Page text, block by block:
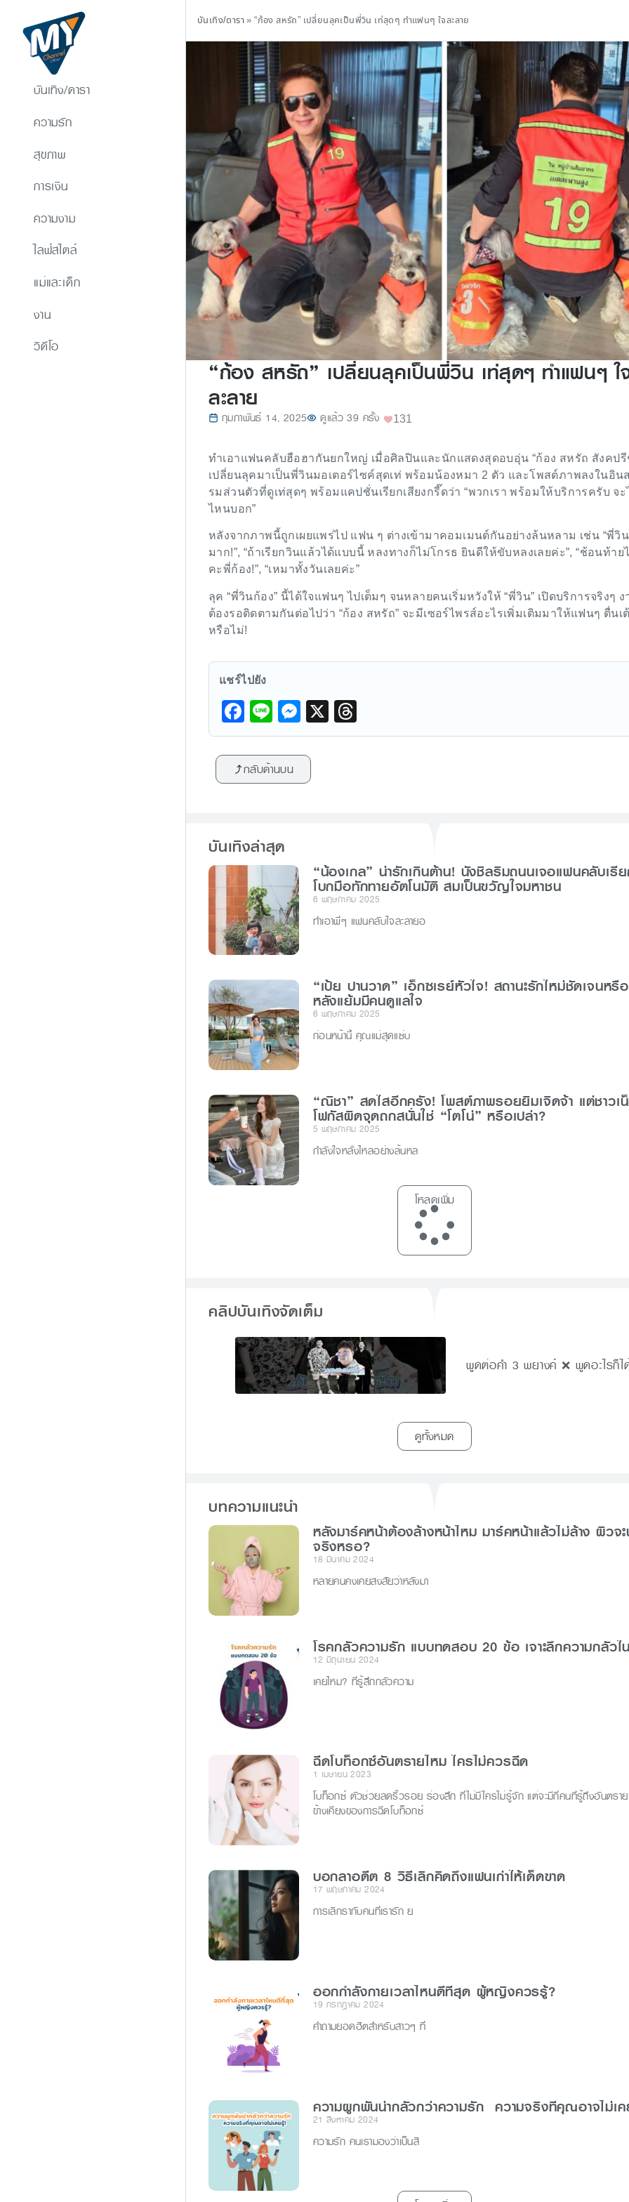
บันเทิง/ดารา
ความรัก
สุขภาพ
การเงิน
ความงาม
ไลฟ์สไตล์
แม่และเด็ก
งาน
วิดีโอ
บันเทิง/ดารา»“ก้อง สหรัถ” เปลี่ยนลุคเป็นพี่วิน เท่สุดๆ ทำแฟนๆ ใจละลาย
“ก้อง สหรัถ” เปลี่ยนลุคเป็นพี่วิน เท่สุดๆ ทำแฟนๆ ใ
ละลาย
กุมภาพันธ์ 14, 2025 ดูแล้ว 39 ครั้ง 131
ทำเอาแฟนคลับฮือฮากันยกใหญ่ เมื่อศิลปินและนักแสดงสุดอบอุ่น “ก้อง สหรัถ สังคปรี
เปลี่ยนลุคมาเป็นพี่วินมอเตอร์ไซค์สุดเท่ พร้อมน้องหมา 2 ตัว และโพสต์ภาพลงในอิน
รมส่วนตัวที่ดูเท่สุดๆ พร้อมแคปชั่นเรียกเสียงกรี๊ดว่า “พวกเรา พร้อมให้บริการครับ จะ
ไหนบอก”
หลังจากภาพนี้ถูกเผยแพร่ไป แฟน ๆ ต่างเข้ามาคอมเมนต์กันอย่างล้นหลาม เช่น “พี่วิ
มาก!”, “ถ้าเรียกวินแล้วได้แบบนี้ หลงทางก็ไม่โกรธ ยินดีให้ขับหลงเลยค่ะ”, “ช้อนท้าย
คะพี่ก้อง!”, “เหมาทั้งวันเลยค่ะ”
ลุค “พี่วินก้อง” นี้ได้ใจแฟนๆ ไปเต็มๆ จนหลายคนเริ่มหวังให้ “พี่วิน” เปิดบริการจริงๆ
ต้องรอติดตามกันต่อไปว่า “ก้อง สหรัถ” จะมีเซอร์ไพรส์อะไรเพิ่มเติมมาให้แฟนๆ ตื่นเ
หรือไม่!
แชร์ไปยัง
F
a
c
e
o
k
Li
n
e
M
e
s
s
er
X
hr
กลับด้านบน
บันเทิงล่าสุด
“น้องเกล” น่ารักเกินต้าน! นั่งชิลริมถนนเจอแฟนคลับเรี
โบกมือทักทายอัตโนมัติ สมเป็นขวัญใจมหาชน
6 พฤษภาคม 2025
ทำเอาพี่ๆ แฟนคลับใจละลายอ
“เป้ย ปานวาด” เอ็กซเรย์หัวใจ! สถานะรักใหม่ชัดเจนหรื
หลังแย้มมีคนดูแลใจ
6 พฤษภาคม 2025
ก่อนหน้านี้ คุณแม่สุดแซ่บ
“ณิชา” สดใสอีกครั้ง! โพสต์ภาพรอยยิ้มเจิดจ้า แต่ชาวเ
โฟกัสผิดจุดถกสนั่นใช่ “โตโน่” หรือเปล่า?
5 พฤษภาคม 2025
กำลังใจหลั่งไหลอย่างล้นหล
โหลดเพิ่ม
คลิปบันเทิงจัดเต็ม
พูดต่อคำ 3 พยางค์ ❌ พูดอะไรก็ไ
ดูทั้งหมด
บทความแนะนำ
หลังมาร์คหน้าต้องล้างหน้าไหม มาร์คหน้าแล้วไม่ล้าง ผิวจ
จริงหรอ?
18 มีนาคม 2024
หลายคนคงเคยสงสัยว่าหลังมา
โรคกลัวความรัก แบบทดสอบ 20 ข้อ เจาะลึกความกลัวใ
12 มิถุนายน 2024
เคยไหม? ที่รู้สึกกลัวความ
ฉีดโบท็อกซ์อันตรายไหม ใครไม่ควรฉีด
1 เมษายน 2023
โบท็อกซ์ ตัวช่วยลดริ้วรอย ร่องลึก ที่ไม่มีใครไม่รู้จัก แต่จะมีกี่คนที่รู้ถึงอันตรา
ข้างเคียงของการฉีดโบท็อกซ์
บอกลาอดีต 8 วิธีเลิกคิดถึงแฟนเก่าให้เด็ดขาด
17 พฤษภาคม 2024
การเลิกรากับคนที่เรารัก ย
ออกกำลังกายเวลาไหนดีที่สุด ผู้หญิงควรรู้?
19 กรกฎาคม 2024
คำถามยอดฮิตสำหรับสาวๆ ที่
ความผูกพันน่ากลัวกว่าความรัก ความจริงที่คุณอาจไม่เ
21 สิงหาคม 2024
ความรัก คนเรามองว่าเป็นสิ